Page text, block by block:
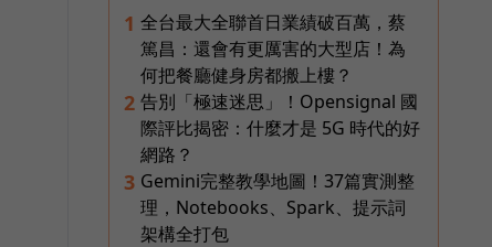
1 全台最大全聯首日業績破百萬，蔡
篤昌：還會有更厲害的大型店！為
何把餐廳健身房都搬上樓？
2 告別「極速迷思」！Opensignal 國
際評比揭密：什麼才是 5G 時代的好
網路？
3 Gemini完整教學地圖！37篇實測整
理，Notebooks、Spark、提示詞
架構全打包